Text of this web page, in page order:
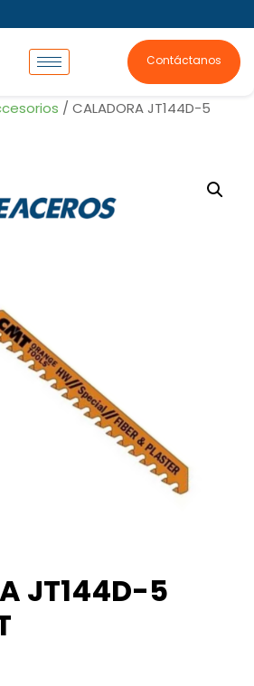
Contáctanos
/ CALADORA JT144D-5
JT144D-5